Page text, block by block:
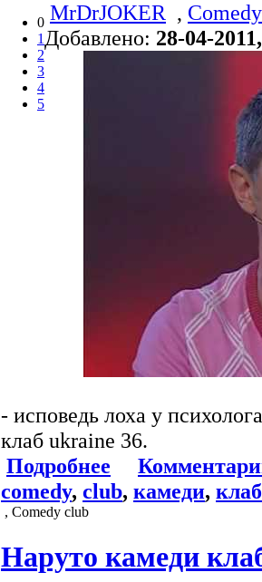
0
1
2
3
4
5
MrDrJOKER ,
Добавлено: 28-04-
- исповедь лоха у
клаб ukraine 36.
Подробнее
comedy, club, камеди, клаб
, Comedy club
Наруто камеди